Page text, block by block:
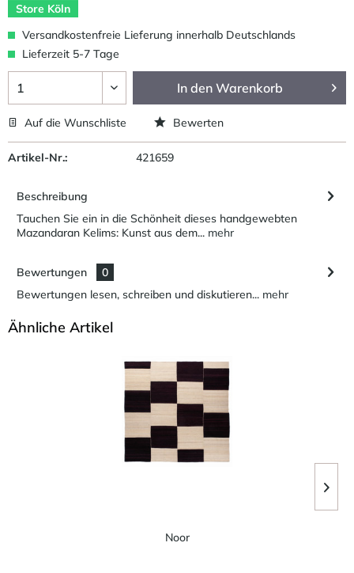
Store Köln
Versandkostenfreie Lieferung innerhalb Deutschlands
Lieferzeit 5-7 Tage
In den Warenkorb
Auf die Wunschliste Bewerten
Artikel-Nr.: 421659
Beschreibung
Tauchen Sie ein in die Schönheit dieses handgewebten
Mazandaran Kelims: Kunst aus dem... mehr
Bewertungen
0
Bewertungen lesen, schreiben und diskutieren... mehr
Ähnliche Artikel
Noor